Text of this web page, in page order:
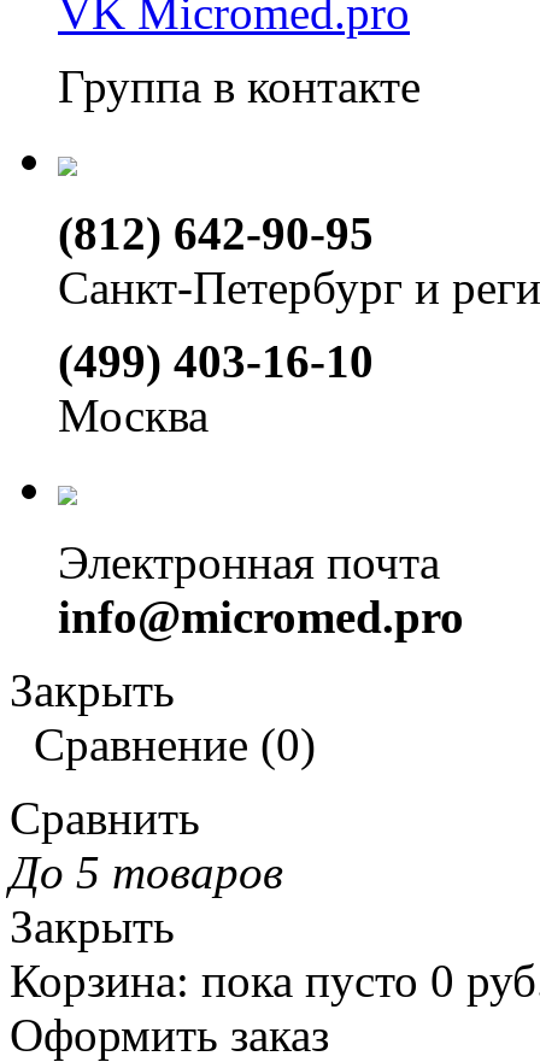
VK Micromed.pro
Группа в контакте
(812) 642-90-95
Санкт-Петербург и
(499) 403-16-10
Москва
Электронная почта
info@micromed.pro
Закрыть
Сравнение (0)
Сравнить
До 5 товаров
Закрыть
Корзина: пока пусто 0
Оформить заказ